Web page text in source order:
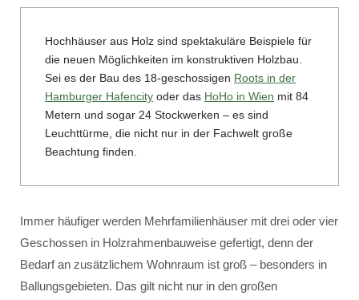
Hochhäuser aus Holz sind spektakuläre Beispiele für
die neuen Möglichkeiten im konstruktiven Holzbau.
Sei es der Bau des 18-geschossigen Roots in der
Hamburger Hafencity oder das HoHo in Wien mit 84
Metern und sogar 24 Stockwerken – es sind
Leuchttürme, die nicht nur in der Fachwelt große
Beachtung finden.
Immer häufiger werden Mehrfamilienhäuser mit drei oder vier
Geschossen in Holzrahmenbauweise gefertigt, denn der
Bedarf an zusätzlichem Wohnraum ist groß – besonders in
Ballungsgebieten. Das gilt nicht nur in den großen